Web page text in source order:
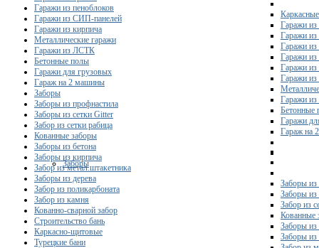
Гаражи из
Гаражи из
Гаражи из
Гаражи из
Гаражи
Гаражи из
Гаражи
Бетонные
Гаражи
Гараж на
Заборы
Заборы из
Заборы из
Забор из
Кованные
Заборы из
Заборы из
Гаражи из пеноблоков
Гаражи из СИП-панелей
Гаражи из кирпича
Металлические гаражи
Гаражи из ЛСТК
Бетонные полы
Гаражи для грузовых
Гараж на 2 машины
Заборы
Заборы из профнастила
Заборы из сетки Gitter
Забор из сетки рабица
Кованные заборы
Заборы из бетона
Заборы из кирпича
Забор из метал.штакетника
Заборы из дерева
Забор из поликарбоната
Забор из камня
Кованно-сварной забор
Строительство бань
Каркасно-щитовые
Турецкие бани